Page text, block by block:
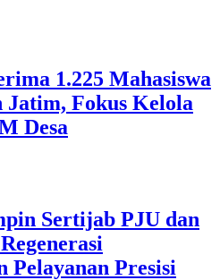
1.225 Mahasiswa
Fokus Kelola
Desa
Sertijab PJU dan
Pelayanan Presisi